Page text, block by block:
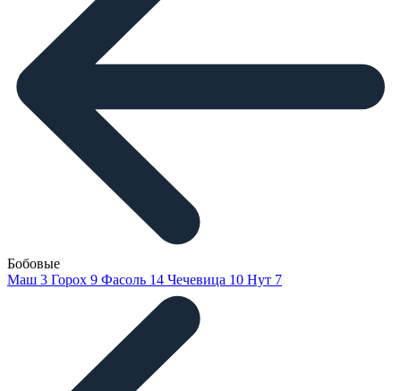
Бобовые
Маш 3 Горох 9 Фасоль 14 Чечевица 10 Нут 7